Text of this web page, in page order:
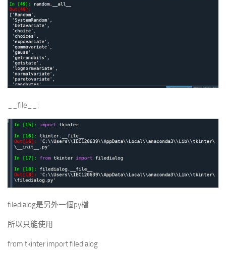
__file__:
filedialog是另外一個py檔
所以只能使用
from tkinter import filedialog